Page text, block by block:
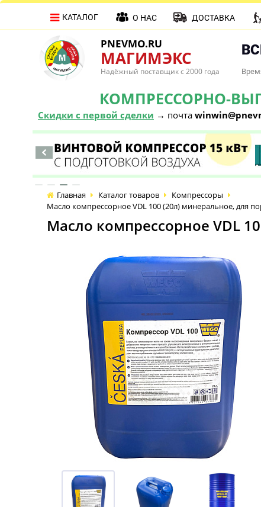
PNEVMO.RU
МАГИМЭКС
Надёжный поставщик с 2000 года
КОМПРЕССОРНО-
Скидки с первой сделки → почта
КАТАЛОГ О НАС ДОСТАВКА
Главная Каталог товаров
Компрессоры
Масло компрессорное VDL 100 (20л) минеральное, для
Масло компрессорное VDL